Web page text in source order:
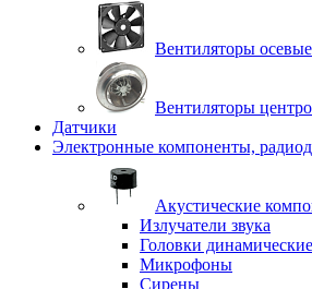
Вентиляторы осевые
Вентиляторы
Датчики
Электронные компоненты,
Акустические
Излучатели звука
Головки
Микрофоны
Сирены